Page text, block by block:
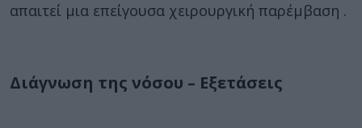
απαιτεί μια επείγουσα χειρουργική παρέμβαση .
Διάγνωση της νόσου – Εξετάσεις